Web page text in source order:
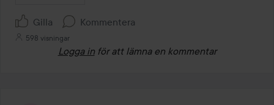
Gilla Kommentera
598 visningar
Logga in för att lämna en kommentar